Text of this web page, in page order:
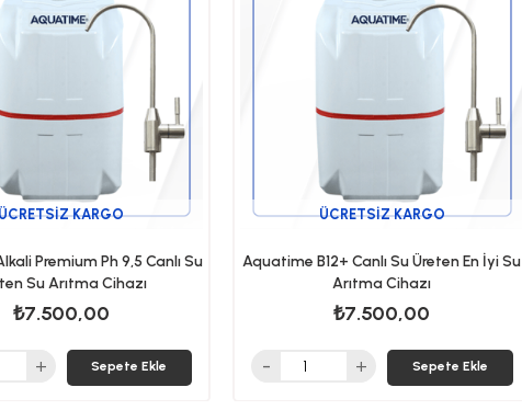
Premium Ph 9,5 Canlı Su
Su Arıtma Cihazı
₺7.500,00
KARGO
Sepete Ekle
Aquatime B12+ Canlı Su Üreten En İyi Su
Arıtma Cihazı
₺7.500,00
ÜCRETSIZ KARGO
Sepete Ekle